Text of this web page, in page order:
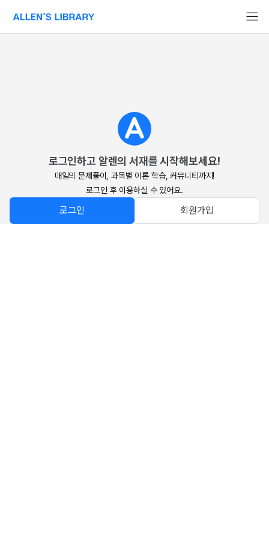
알렌의 서재 홈페이지로 이동
로그인하고 알렌의 서재를 시작해보세요!
매일의 문제풀이, 과목별 이론 학습, 커뮤니티까지!
로그인 후 이용하실 수 있어요.
로그인 회원가입